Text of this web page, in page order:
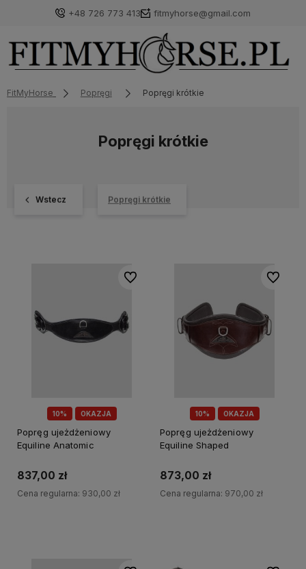
+48 726 773 413 fitmyhorse@gmail.com
FitMyHorse Popręgi Popręgi krótkie
Popręgi krótkie
Wstecz Popręgi krótkie
10% OKAZJA
Popręg ujeżdżeniowy
Equiline Anatomic
837,00 zł
Cena regularna: 930,00 zł
Do ulubionych
10% OKAZJA
Popręg ujeżdżeniowy
Equiline Shaped
873,00 zł
Cena regularna: 970,00 zł
Do